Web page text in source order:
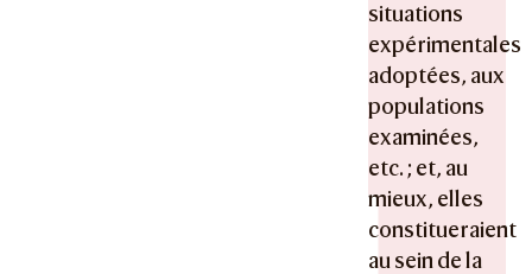
situations
expérimentales
adoptées, aux
populations
examinées,
etc. ; et, au
mieux, elles
constitueraient
au sein de la